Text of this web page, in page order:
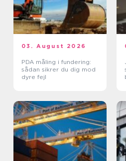
03. August 2026
PDA måling i fundering:
sådan sikrer du dig mod
dyre fejl